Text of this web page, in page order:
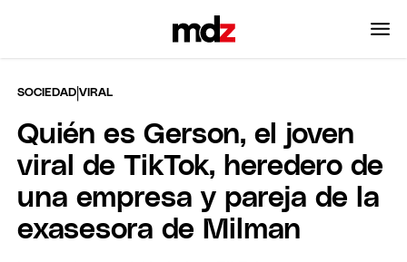
SOCIEDAD |VIRAL
Quién es Gerson, el joven
viral de TikTok, heredero de
una empresa y pareja de la
exasesora de Milman